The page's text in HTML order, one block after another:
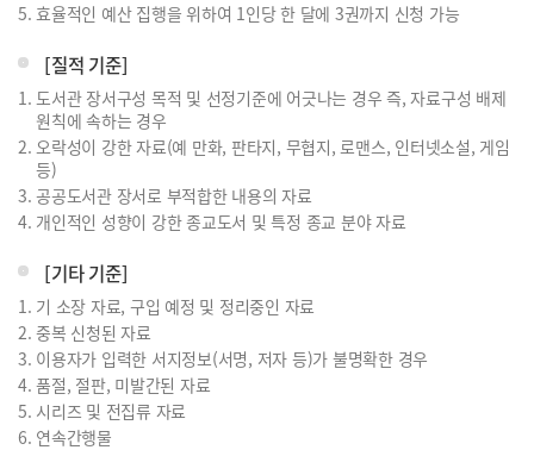
효율적인 예산 집행을 위하여 1인당 한 달에 3권까지 신청 가능
[질적 기준]
도서관 장서구성 목적 및 선정기준에 어긋나는 경우 즉, 자료구성 배제
원칙에 속하는 경우
오락성이 강한 자료(예 만화, 판타지, 무협지, 로맨스, 인터넷소설, 게임
등)
공공도서관 장서로 부적합한 내용의 자료
개인적인 성향이 강한 종교도서 및 특정 종교 분야 자료
[기타 기준]
기 소장 자료, 구입 예정 및 정리중인 자료
중복 신청된 자료
이용자가 입력한 서지정보(서명, 저자 등)가 불명확한 경우
품절, 절판, 미발간된 자료
시리즈 및 전집류 자료
연속간행물